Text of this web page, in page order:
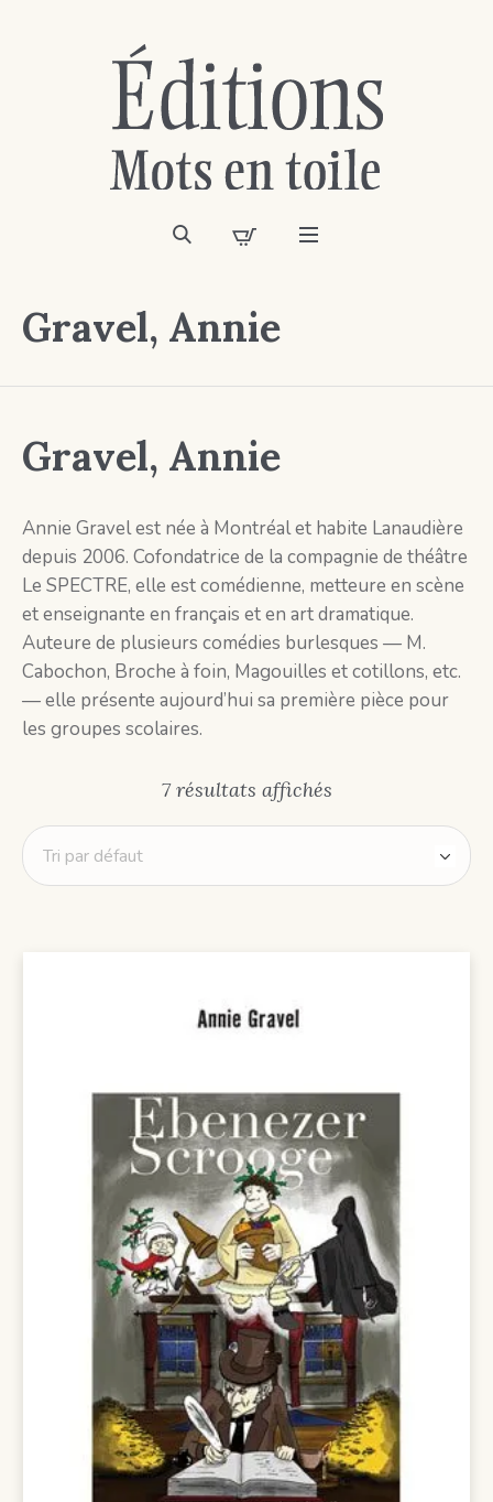
Gravel, Annie
Gravel, Annie
Annie Gravel est née à Montréal et habite Lanaudière
depuis 2006. Cofondatrice de la compagnie de théâtre
Le SPECTRE, elle est comédienne, metteure en scène
et enseignante en français et en art dramatique.
Auteure de plusieurs comédies burlesques — M.
Cabochon, Broche à foin, Magouilles et cotillons, etc.
— elle présente aujourd’hui sa première pièce pour
les groupes scolaires.
7 résultats affichés